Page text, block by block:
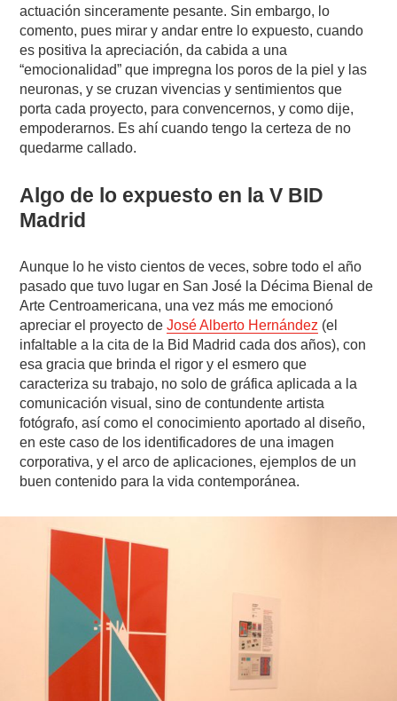
actuación sinceramente pesante. Sin embargo, lo
comento, pues mirar y andar entre lo expuesto, cuando
es positiva la apreciación, da cabida a una
“emocionalidad” que impregna los poros de la piel y las
neuronas, y se cruzan vivencias y sentimientos que
porta cada proyecto, para convencernos, y como dije,
empoderarnos. Es ahí cuando tengo la certeza de no
quedarme callado.
Algo de lo expuesto en la V BID
Madrid
Aunque lo he visto cientos de veces, sobre todo el año
pasado que tuvo lugar en San José la Décima Bienal de
Arte Centroamericana, una vez más me emocionó
apreciar el proyecto deJosé Alberto Hernández (el
infaltable a la cita de la Bid Madrid cada dos años), con
esa gracia que brinda el rigor y el esmero que
caracteriza su trabajo, no solo de gráfica aplicada a la
comunicación visual, sino de contundente artista
fotógrafo, así como el conocimiento aportado al diseño,
en este caso de los identificadores de una imagen
corporativa, y el arco de aplicaciones, ejemplos de un
buen contenido para la vida contemporánea.